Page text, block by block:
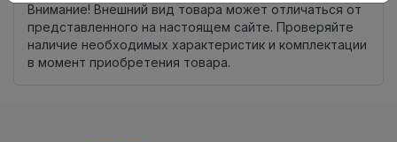
Внимание! Внешний вид товара может отличаться от
представленного на настоящем сайте. Проверяйте
наличие необходимых характеристик и комплектации
в момент приобретения товара.